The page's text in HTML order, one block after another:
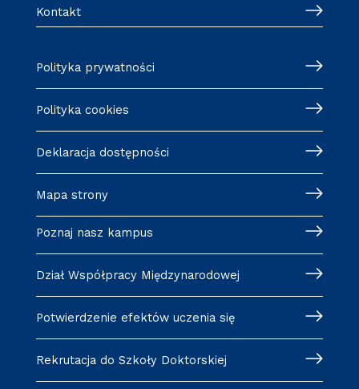
Kontakt
Polityka prywatności
Polityka cookies
Deklaracja dostępności
Mapa strony
Poznaj nasz kampus
Dział Współpracy Międzynarodowej
Potwierdzenie efektów uczenia się
Rekrutacja do Szkoły Doktorskiej